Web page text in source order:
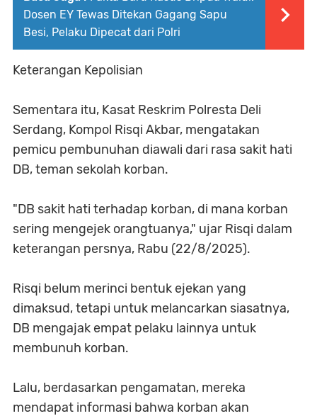
Dosen EY Tewas Ditekan Gagang Sapu
Besi, Pelaku Dipecat dari Polri
Keterangan Kepolisian
Sementara itu, Kasat Reskrim Polresta Deli
Serdang, Kompol Risqi Akbar, mengatakan
pemicu pembunuhan diawali dari rasa sakit hati
DB, teman sekolah korban.
"DB sakit hati terhadap korban, di mana korban
sering mengejek orangtuanya," ujar Risqi dalam
keterangan persnya, Rabu (22/8/2025).
Risqi belum merinci bentuk ejekan yang
dimaksud, tetapi untuk melancarkan siasatnya,
DB mengajak empat pelaku lainnya untuk
membunuh korban.
Lalu, berdasarkan pengamatan, mereka
mendapat informasi bahwa korban akan